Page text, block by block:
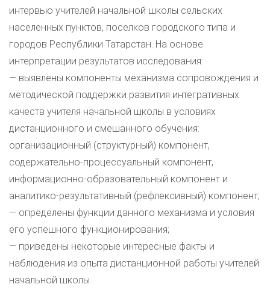
интервью учителей начальной школы сельских
населенных пунктов, поселков городского типа и
городов Республики Татарстан. На основе
интерпретации результатов исследования:
— выявлены компоненты механизма сопровождения и
методической поддержки развития интегративных
качеств учителя начальной школы в условиях
дистанционного и смешанного обучения:
организационный (структурный) компонент,
содержательно-процессуальный компонент,
информационно-образовательный компонент и
аналитико-результативный (рефлексивный) компонент;
— определены функции данного механизма и условия
его успешного функционирования;
— приведены некоторые интересные факты и
наблюдения из опыта дистанционной работы учителей
начальной школы.